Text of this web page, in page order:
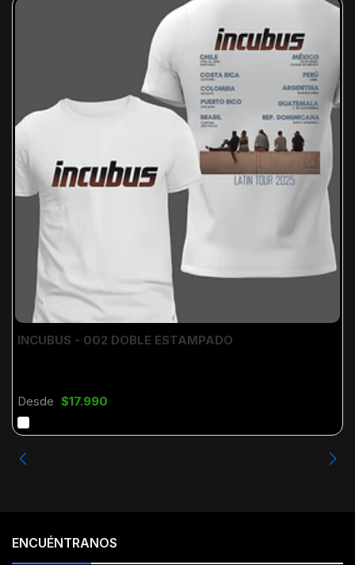
INCUBUS - 002 DOBLE ESTAMPADO
Desde $17.990
ENCUÉNTRANOS